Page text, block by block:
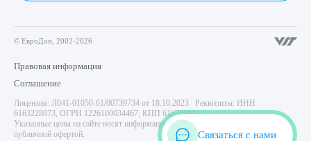
© ЕвроДон, 2002-2026
Правовая информация
Соглашение
Лицензия: Л041-01050-61/00739734 от 18.10.2023 Реквизиты: ИНН
6163228073, ОГРН 1226100034467, КПП 616301001
Указанные цены на сайте носят информационный характер и не являются
публичной офертой.
Связаться с нами